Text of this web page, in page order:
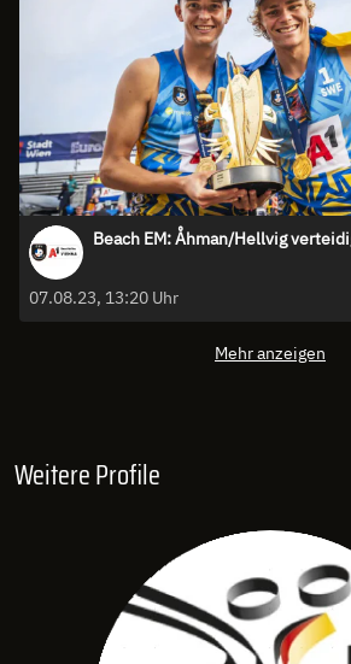
Beach EM: Åhman/Hellvig
07.08.23, 13:20 Uhr
Mehr anzeigen
Weitere Profile